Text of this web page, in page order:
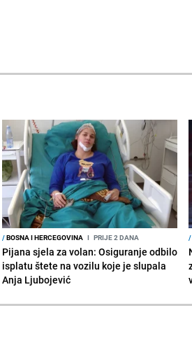
/BOSNA I HERCEGOVINA I PRIJE 2 DANA
Pijana sjela za volan: Osiguranje odbilo
isplatu štete na vozilu koje je slupala
Anja Ljubojević
/